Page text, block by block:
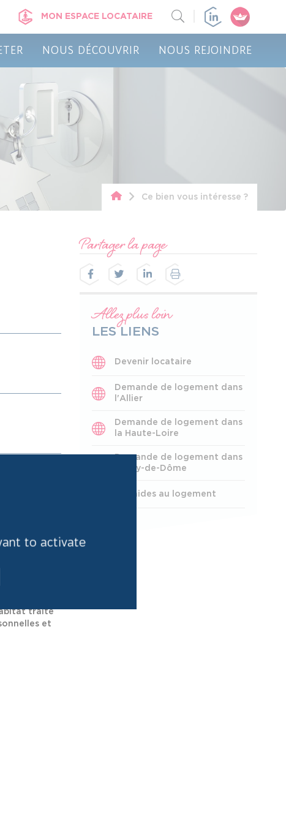
MON ESPACE LOCATAIRE
NOUS DÉCOUVRIR NOUS REJOINDRE
Ce bien vous intéresse ?
Partager la page
traite
et
Allez plus loin
LES LIENS
Devenir locataire
Demande de logement dans
l'Allier
Demande de logement dans
la Haute-Loire
Demande de logement dans
le Puy-de-Dôme
Les aides au logement
to activate